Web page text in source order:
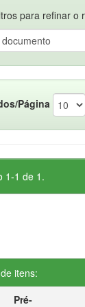
para refinar o
Página
1-1 de 1.
itens:
Pré-